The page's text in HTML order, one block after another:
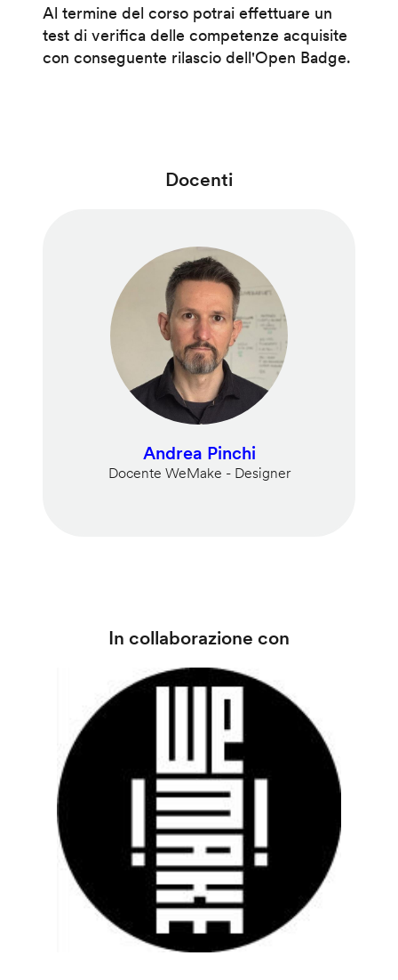
Al termine del corso potrai effettuare un
test di verifica delle competenze acquisite
con conseguente rilascio dell'Open Badge.
Docenti
Andrea Pinchi
Docente WeMake - Designer
In collaborazione con